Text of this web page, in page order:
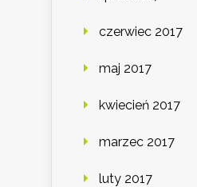
czerwiec 2017
maj 2017
kwiecień 2017
marzec 2017
luty 2017